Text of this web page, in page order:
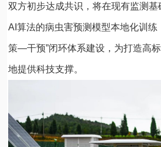
双方初步达成共识，将在现有监测
AI算法的病虫害预测模型本地化训
策—干预”闭环体系建设，为打造高
地提供科技支撑。